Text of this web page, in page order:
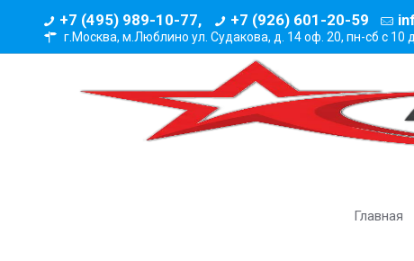
+7 (495) 989-10-77, +7 (926) 601-20-59
г.Москва, м.Люблино ул. Судакова, д. 14 оф. 20, пн-сб с 10
Главная